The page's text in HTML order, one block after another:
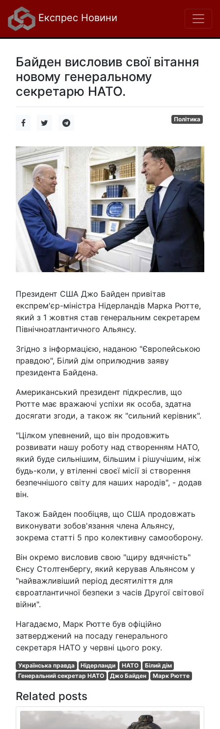
Експрес Новини
Байден висловив свої вітання
новому генеральному
секретарю НАТО.
Політика
Президент США Джо Байден привітав
експрем'єр-міністра Нідерландів Марка Рютте,
який з 1 жовтня став генеральним секретарем
Північноатлантичного Альянсу.
Згідно з інформацією, наданою "Європейською
правдою", Білий дім оприлюднив заяву
президента Байдена.
Американський президент підкреслив, що
Рютте має вражаючі успіхи як особа, здатна
досягати згоди, а також як "сильний керівник".
"Цілком упевнений, що він продовжить
розвивати нашу роботу над створенням НАТО,
який буде сильнішим, більшим і рішучішим, ніж
будь-коли, у втіленні своєї місії зі створення
безпечнішого світу для наших народів", - додав
він.
Також Байден пообіцяв, що США продовжать
виконувати зобов'язання члена Альянсу,
зокрема статті 5 про колективну самооборону.
Він окремо висловив свою "щиру вдячність"
Єнсу Столтенбергу, який керував Альянсом у
"найважливіший період десятиліття для
євроатлантичної безпеки з часів Другої світової
війни".
Нагадаємо, Марк Рютте був офіційно
затверджений на посаду генерального
секретаря НАТО у червні цього року.
Українська правда Нідерланди НАТО
Білий дім
Генеральний секретар НАТО
Джо Байден Марк Рютте
Related posts